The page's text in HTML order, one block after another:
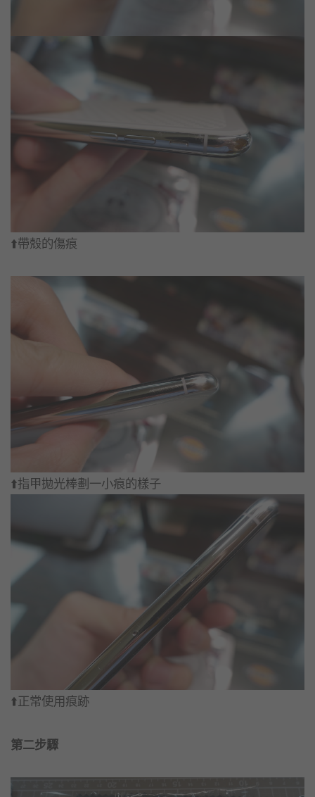
⬆️帶殼的傷痕
⬆️指甲拋光棒劃一小痕的樣子
⬆️正常使用痕跡
第二步驟